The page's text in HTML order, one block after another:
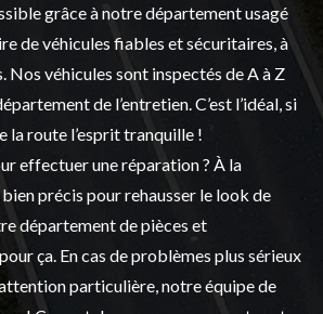
grâce à notredépartement usagé
de véhicules fiables et sécuritaires, à
véhicules sont inspectés de A à Z
de l’entretien . C’est l’idéal, si
la route l’esprit tranquille !
effectuer une réparation ? À la
précis pour rehausser le look de
département depièces et
ça. En cas de problèmes plus sérieux
particulière, notre équipe de